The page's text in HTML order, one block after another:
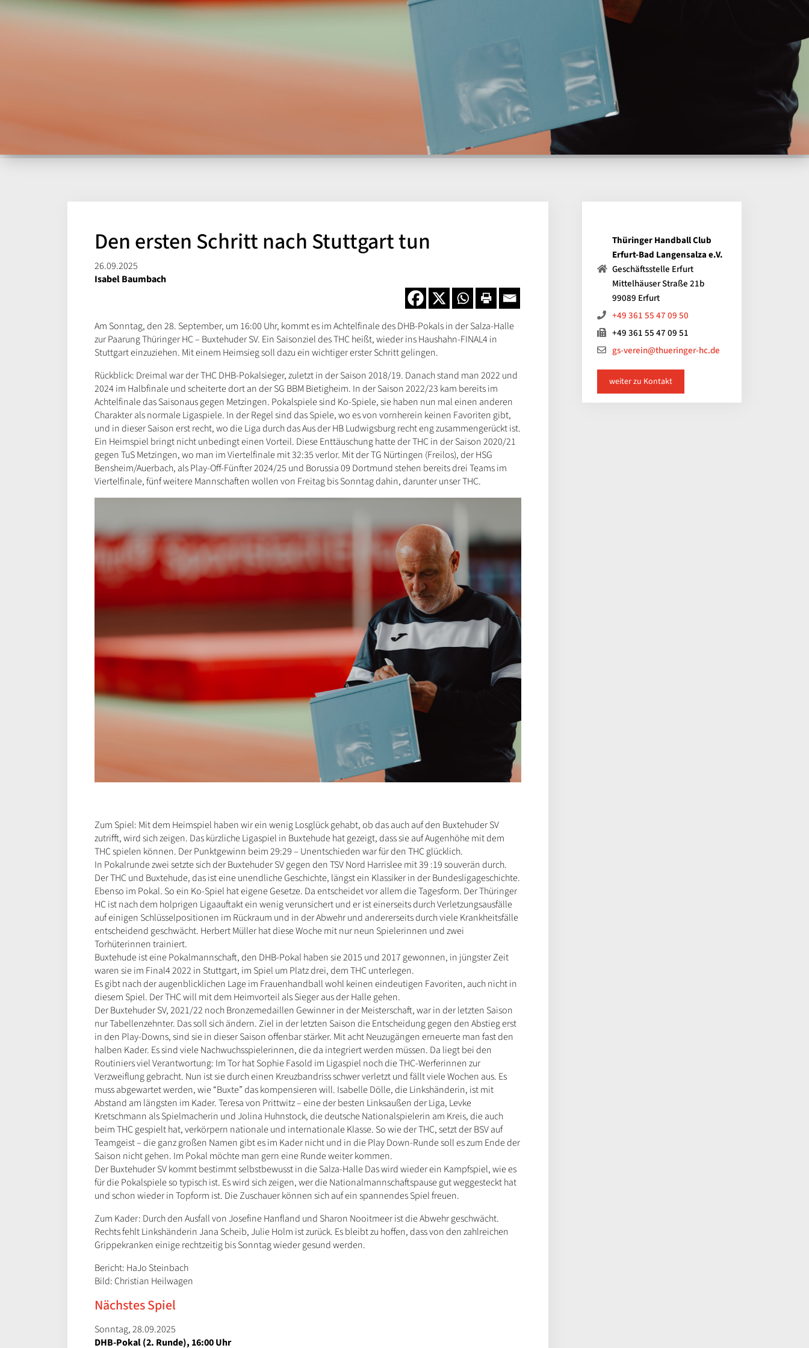
Den ersten Schritt nach Stuttgart tun
26.09.2025
Isabel Baumbach
Am Sonntag, den 28. September, um 16:00 Uhr, kommt es im Achtelfinale des DHB-Pokals in der Salza-Halle
zur Paarung Thüringer HC – Buxtehuder SV. Ein Saisonziel des THC heißt, wieder ins Haushahn-FINAL4 in
Stuttgart einzuziehen. Mit einem Heimsieg soll dazu ein wichtiger erster Schritt gelingen.
Rückblick: Dreimal war der THC DHB-Pokalsieger, zuletzt in der Saison 2018/19. Danach stand man 2022 und
2024 im Halbfinale und scheiterte dort an der SG BBM Bietigheim. In der Saison 2022/23 kam bereits im
Achtelfinale das Saisonaus gegen Metzingen. Pokalspiele sind Ko-Spiele, sie haben nun mal einen anderen
Charakter als normale Ligaspiele. In der Regel sind das Spiele, wo es von vornherein keinen Favoriten gibt,
und in dieser Saison erst recht, wo die Liga durch das Aus der HB Ludwigsburg recht eng zusammengerückt ist.
Ein Heimspiel bringt nicht unbedingt einen Vorteil. Diese Enttäuschung hatte der THC in der Saison 2020/21
gegen TuS Metzingen, wo man im Viertelfinale mit 32:35 verlor. Mit der TG Nürtingen (Freilos), der HSG
Bensheim/Auerbach, als Play-Off-Fünfter 2024/25 und Borussia 09 Dortmund stehen bereits drei Teams im
Viertelfinale, fünf weitere Mannschaften wollen von Freitag bis Sonntag dahin, darunter unser THC.
Zum Spiel: Mit dem Heimspiel haben wir ein wenig Losglück gehabt, ob das auch auf den Buxtehuder SV
zutrifft, wird sich zeigen. Das kürzliche Ligaspiel in Buxtehude hat gezeigt, dass sie auf Augenhöhe mit dem
THC spielen können. Der Punktgewinn beim 29:29 – Unentschieden war für den THC glücklich.
In Pokalrunde zwei setzte sich der Buxtehuder SV gegen den TSV Nord Harrislee mit 39 :19 souverän durch.
Der THC und Buxtehude, das ist eine unendliche Geschichte, längst ein Klassiker in der Bundesligageschichte.
Ebenso im Pokal. So ein Ko-Spiel hat eigene Gesetze. Da entscheidet vor allem die Tagesform. Der Thüringer
HC ist nach dem holprigen Ligaauftakt ein wenig verunsichert und er ist einerseits durch Verletzungsausfälle
auf einigen Schlüsselpositionen im Rückraum und in der Abwehr und andererseits durch viele Krankheitsfälle
entscheidend geschwächt. Herbert Müller hat diese Woche mit nur neun Spielerinnen und zwei
Torhüterinnen trainiert.
Buxtehude ist eine Pokalmannschaft, den DHB-Pokal haben sie 2015 und 2017 gewonnen, in jüngster Zeit
waren sie im Final4 2022 in Stuttgart, im Spiel um Platz drei, dem THC unterlegen.
Es gibt nach der augenblicklichen Lage im Frauenhandball wohl keinen eindeutigen Favoriten, auch nicht in
diesem Spiel. Der THC will mit dem Heimvorteil als Sieger aus der Halle gehen.
Der Buxtehuder SV, 2021/22 noch Bronzemedaillen Gewinner in der Meisterschaft, war in der letzten Saison
nur Tabellenzehnter. Das soll sich ändern. Ziel in der letzten Saison die Entscheidung gegen den Abstieg erst
in den Play-Downs, sind sie in dieser Saison offenbar stärker. Mit acht Neuzugängen erneuerte man fast den
halben Kader. Es sind viele Nachwuchsspielerinnen, die da integriert werden müssen. Da liegt bei den
Routiniers viel Verantwortung: Im Tor hat Sophie Fasold im Ligaspiel noch die THC-Werferinnen zur
Verzweiflung gebracht. Nun ist sie durch einen Kreuzbandriss schwer verletzt und fällt viele Wochen aus. Es
muss abgewartet werden, wie “Buxte” das kompensieren will. Isabelle Dölle, die Linkshänderin, ist mit
Abstand am längsten im Kader. Teresa von Prittwitz – eine der besten Linksaußen der Liga, Levke
Kretschmann als Spielmacherin und Jolina Huhnstock, die deutsche Nationalspielerin am Kreis, die auch
beim THC gespielt hat, verkörpern nationale und internationale Klasse. So wie der THC, setzt der BSV auf
Teamgeist – die ganz großen Namen gibt es im Kader nicht und in die Play Down-Runde soll es zum Ende der
Saison nicht gehen. Im Pokal möchte man gern eine Runde weiter kommen.
Der Buxtehuder SV kommt bestimmt selbstbewusst in die Salza-Halle Das wird wieder ein Kampfspiel, wie es
für die Pokalspiele so typisch ist. Es wird sich zeigen, wer die Nationalmannschaftspause gut weggesteckt hat
und schon wieder in Topform ist. Die Zuschauer können sich auf ein spannendes Spiel freuen.
Zum Kader: Durch den Ausfall von Josefine Hanfland und Sharon Nooitmeer ist die Abwehr geschwächt.
Rechts fehlt Linkshänderin Jana Scheib, Julie Holm ist zurück. Es bleibt zu hoffen, dass von den zahlreichen
Grippekranken einige rechtzeitig bis Sonntag wieder gesund werden.
Bericht: HaJo Steinbach
Bild: Christian Heilwagen
Nächstes Spiel
Sonntag, 28.09.2025
DHB-Pokal (2. Runde), 16:00 Uhr
Thüringer Handball Club
Erfurt-Bad Langensalza e.V.
Geschäftsstelle Erfurt
Mittelhäuser Straße 21b
99089 Erfurt
+49 361 55 47 09 50
+49 361 55 47 09 51
gs-verein@thueringer-hc.de
weiter zu Kontakt